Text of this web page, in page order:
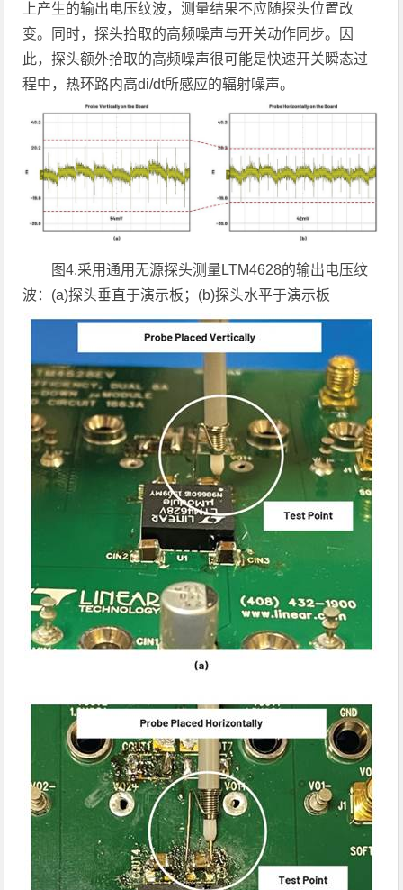
上产生的输出电压纹波，测量结果不应随探头位置改
变。同时，探头拾取的高频噪声与开关动作同步。因
此，探头额外拾取的高频噪声很可能是快速开关瞬态过
程中，热环路内高di/dt所感应的辐射噪声。
图4.采用通用无源探头测量 LTM4628的输出电压纹
波： (a)探头垂直于演示板； (b)探头水平于演示板